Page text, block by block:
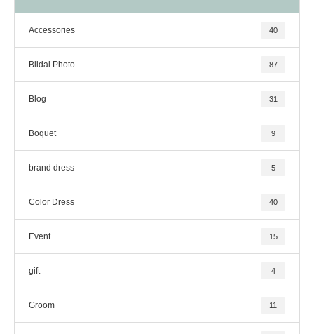
Accessories 40
Blidal Photo 87
Blog 31
Boquet 9
brand dress 5
Color Dress 40
Event 15
gift 4
Groom 11